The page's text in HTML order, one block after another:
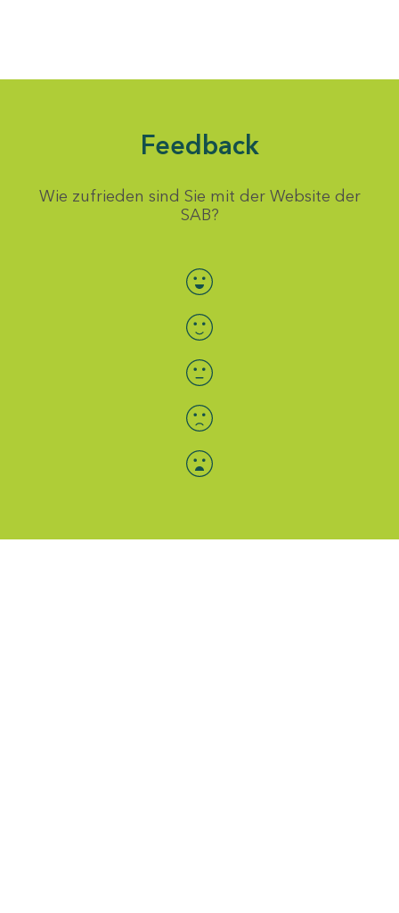
Feedback
Wie zufrieden sind Sie mit der Website der
SAB?
Bewertung auswählen